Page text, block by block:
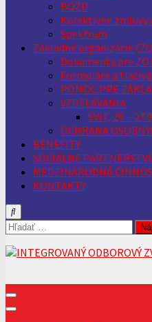
BOZP
Kolektívne zmluvy
Spektrum
Základné organizácie
Dokumenty pre ZO
Formuláre a
POMOC PRE
VZDELÁVANIA
SVIT, 26. -
OCHRANA
BENEFITY
SOCIÁLNE
MEDZINÁRODNÁ
KONTAKTY
Hľadať: